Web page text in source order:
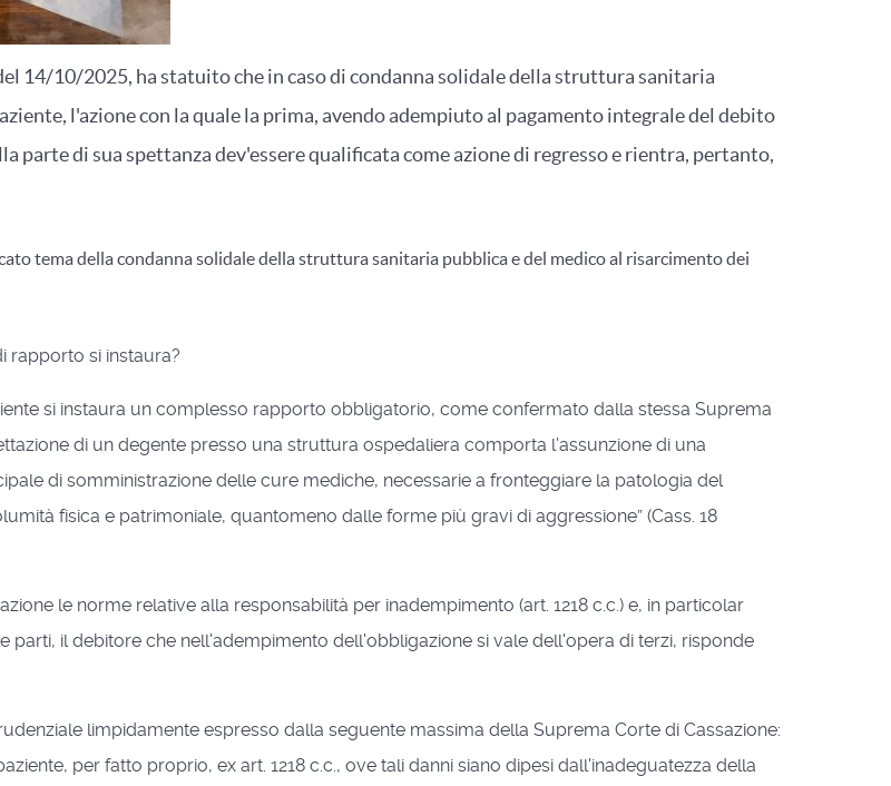
14/10/2025, ha statuito che in caso di condanna solidale della struttura sanitaria
l'azione con la quale la prima, avendo adempiuto al pagamento integrale del debito
parte di sua spettanza dev'essere qualificata come azione di regresso e rientra, pertanto,
tema della condanna solidale della struttura sanitaria pubblica e del medico al risarcimento dei
rapporto si instaura?
si instaura un complesso rapporto obbligatorio, come confermato dalla stessa Suprema
di un degente presso una struttura ospedaliera comporta l'assunzione di una
di somministrazione delle cure mediche, necessarie a fronteggiare la patologia del
fisica e patrimoniale, quantomeno dalle forme più gravi di aggressione” (Cass. 18
le norme relative alla responsabilità per inadempimento (art. 1218 c.c.) e, in particolar
il debitore che nell'adempimento dell'obbligazione si vale dell'opera di terzi, risponde
limpidamente espresso dalla seguente massima della Suprema Corte di Cassazione:
per fatto proprio, ex art. 1218 c.c., ove tali danni siano dipesi dall'inadeguatezza della